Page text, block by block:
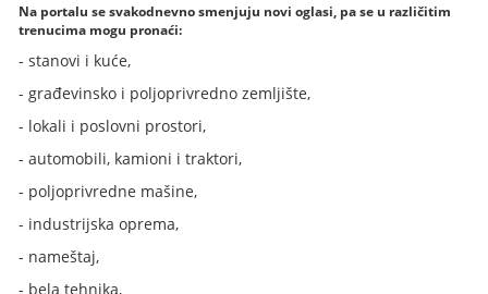
Na portalu se svakodnevno smenjuju novi oglasi, pa se u različitim
trenucima mogu pronaći:
- stanovi i kuće,
- građevinsko i poljoprivredno zemljište,
- lokali i poslovni prostori,
- automobili, kamioni i traktori,
- poljoprivredne mašine,
- industrijska oprema,
- nameštaj,
- bela tehnika,